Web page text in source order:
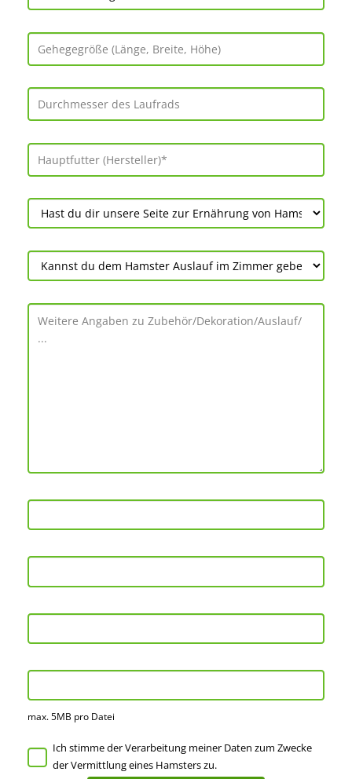
max. 5MB pro Datei
Ich stimme der Verarbeitung meiner Daten zum Zwecke
der Vermittlung eines Hamsters zu.